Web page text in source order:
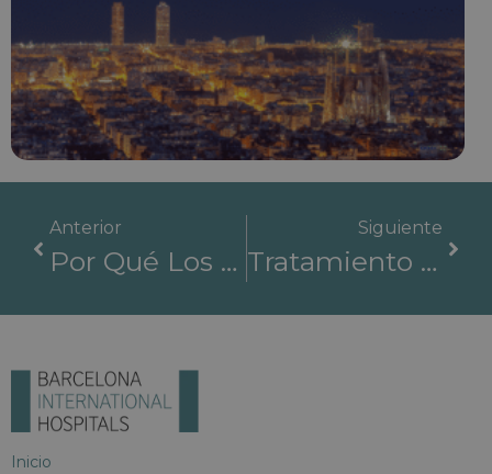
Anterior
Por Qué Los Equipos Multidisciplinares Mejoran La Supervivencia En Enfermedades Complejas
Siguiente
Tratamiento De Fertilidad En Barcelona: Donde Confluyen La Innovación, La Ética Y La Compasión
Inicio